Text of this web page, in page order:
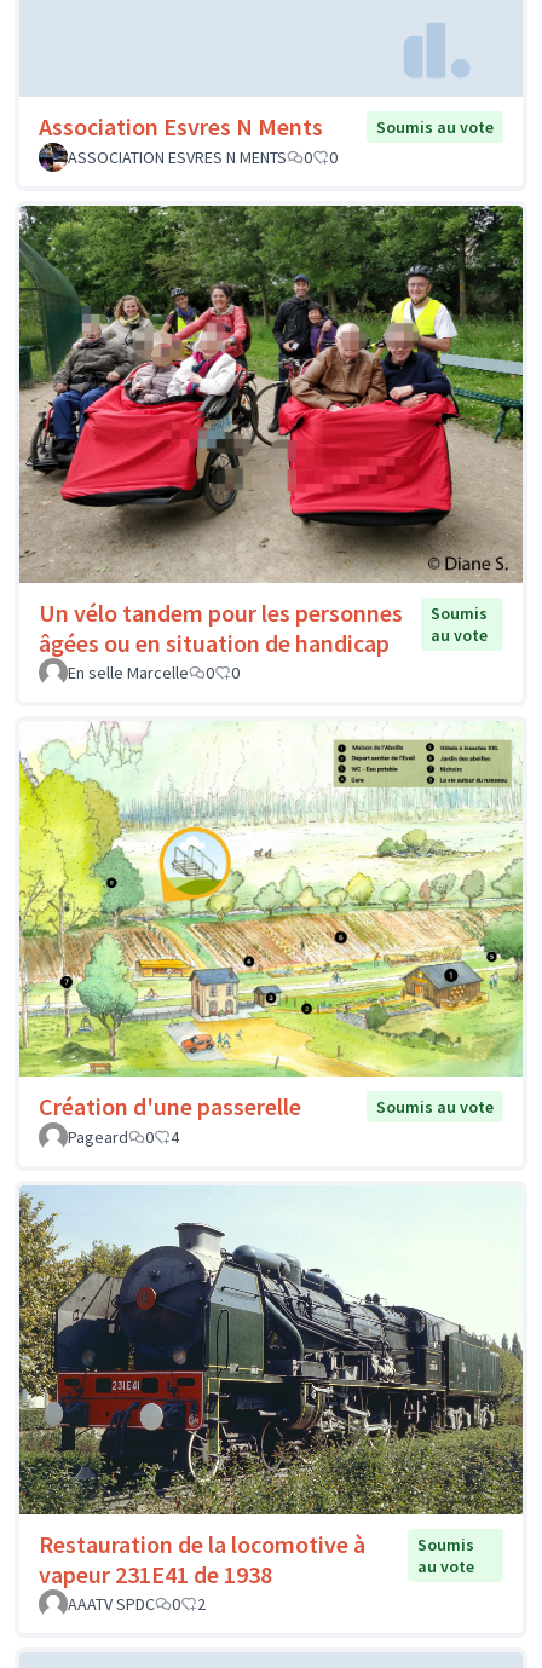
Association Esvres N Ments
Soumis au vote
ASSOCIATION ESVRES N MENTS
0 0
Un vélo tandem pour les personnes
âgées ou en situation de handicap
Soumis
au vote
En selle Marcelle
0 0
Création d'une passerelle
Soumis au vote
Pageard
0 4
Restauration de la locomotive à
vapeur 231E41 de 1938
Soumis
au vote
AAATV SPDC
0 2